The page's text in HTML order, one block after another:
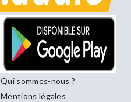
Qui sommes-nous ?
Mentions légales